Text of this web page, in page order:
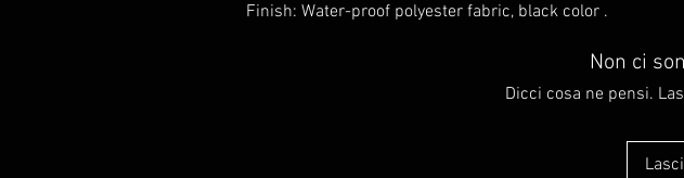
Finish: Water-proof polyester fabric, black color .
Non ci
Dicci cosa ne pensi.